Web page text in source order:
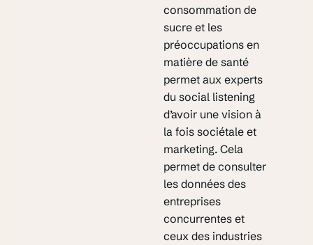
consommation de
sucre et les
préoccupations en
matière de santé
permet aux experts
du social listening
d’avoir une vision à
la fois sociétale et
marketing. Cela
permet de consulter
les données des
entreprises
concurrentes et
ceux des industries